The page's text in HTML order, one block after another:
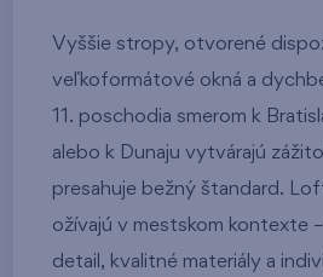
Vyššie stropy, otvorené
veľkoformátové okná a
11. poschodia smerom k
alebo k Dunaju vytvárajú
presahuje bežný štandard.
ožívajú v mestskom kontexte
detail, kvalitné materiály a